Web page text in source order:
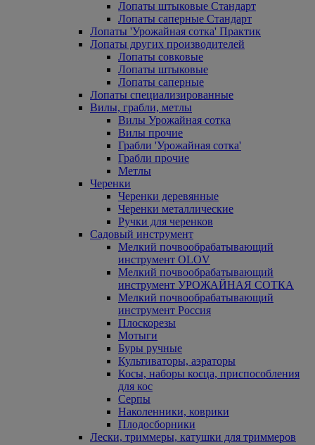
Лопаты штыковые Стандарт
Лопаты саперные Стандарт
Лопаты 'Урожайная сотка' Практик
Лопаты других производителей
Лопаты совковые
Лопаты штыковые
Лопаты саперные
Лопаты специализированные
Вилы, грабли, метлы
Вилы Урожайная сотка
Вилы прочие
Грабли 'Урожайная сотка'
Грабли прочие
Метлы
Черенки
Черенки деревянные
Черенки металлические
Ручки для черенков
Садовый инструмент
Мелкий почвообрабатывающий
инструмент OLOV
Мелкий почвообрабатывающий
инструмент УРОЖАЙНАЯ СОТКА
Мелкий почвообрабатывающий
инструмент Россия
Плоскорезы
Мотыги
Буры ручные
Культиваторы, аэраторы
Косы, наборы косца, приспособления
для кос
Серпы
Наколенники, коврики
Плодосборники
Лески, триммеры, катушки для триммеров